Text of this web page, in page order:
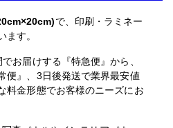
で、印刷・ラミネー
ます。
お届けする『特急便』から、
便』、3日後発送で業界最安値
料金形態でお客様のニーズにお